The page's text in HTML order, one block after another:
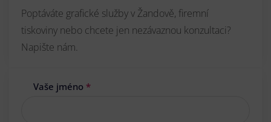
Poptáváte grafické služby v Žandově, firemní
tiskoviny nebo chcete jen nezávaznou konzultaci?
Napište nám.
Vaše jméno *